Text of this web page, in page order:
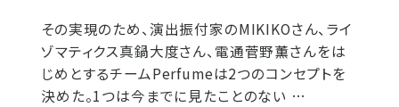
その実現のため、演出振付家のMIKIKOさん、ライ
ゾマティクス真鍋大度さん、電通菅野薫さんをは
じめとするチームPerfumeは2つのコンセプトを
決めた。1つは今までに見たことのない …